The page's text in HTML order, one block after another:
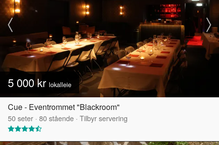
5 000 kr lokalleie
Cue - Eventrommet "Blackroom"
50seter · 80stående · Tilbyr servering